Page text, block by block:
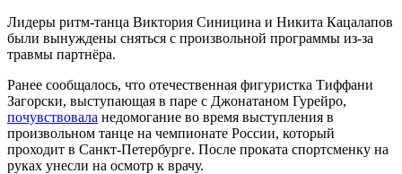
Лидеры ритм-танца Виктория Синицина и Никита Кацалапов
были вынуждены сняться с произвольной программы из-за
травмы партнёра.
Ранее сообщалось, что отечественная фигуристка Тиффани
Загорски, выступающая в паре с Джонатаном Гурейро,
почувствовала недомогание во время выступления в
произвольном танце на чемпионате России, который
проходит в Санкт-Петербурге. После проката спортсменку на
руках унесли на осмотр к врачу.